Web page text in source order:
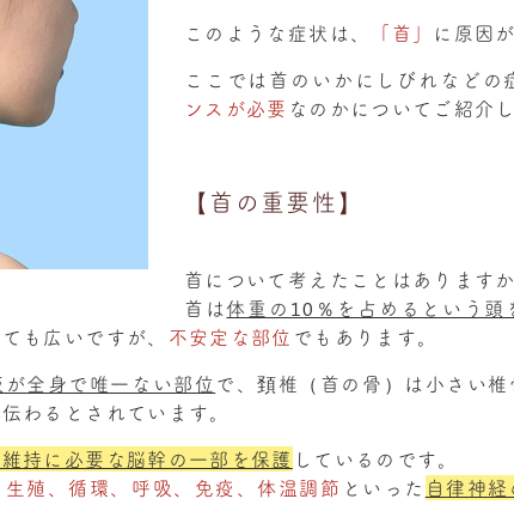
このような症状は、
「首」
に原因
ここでは首のいかにしびれなどの
ンスが必要 なのかについてご紹介
【首の重要性】
首について考えたことはあります
首は体重の10％を占めるという頭
も広いですが、 不安定な部位 でもあります。
全身で唯一ない部位で、頚椎（首の骨）は小さい
わるとされています。
持に必要な脳幹の一部を保護 しているのです。
殖、循環、呼吸、免疫、体温調節 といった 自律神